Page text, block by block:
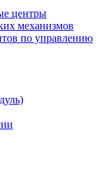
центры
механизмов
по управлению